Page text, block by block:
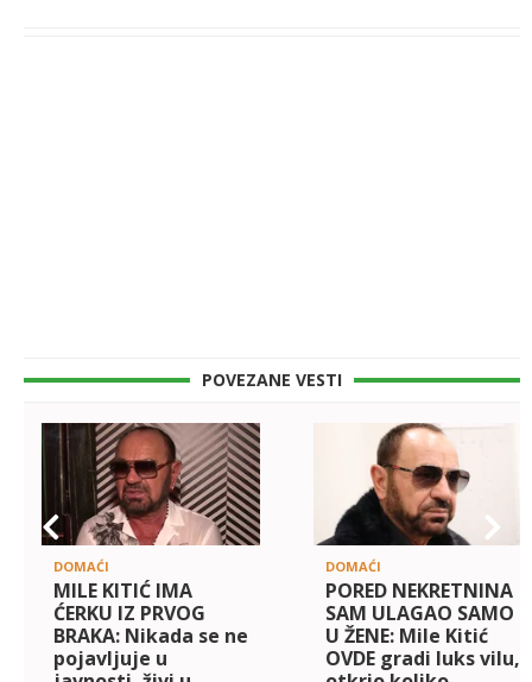
POVEZANE VESTI
DOMAĆI
MILE KITIĆ IMA
ĆERKU IZ PRVOG
BRAKA: Nikada se ne
pojavljuje u
DOMAĆI
PORED NEKRETNINA
SAM ULAGAO SAMO
U ŽENE: Mile Kitić
OVDE gradi luks vilu,